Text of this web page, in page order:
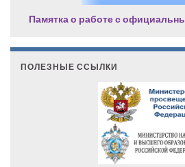
Памятка о работе с
ПОЛЕЗНЫЕ ССЫЛКИ